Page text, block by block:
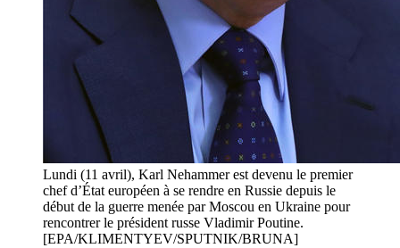
Lundi (11 avril), Karl Nehammer est devenu le premier
chef d’État européen à se rendre en Russie depuis le
début de la guerre menée par Moscou en Ukraine pour
rencontrer le président russe Vladimir Poutine.
[EPA/KLIMENTYEV/SPUTNIK/BRUNA]